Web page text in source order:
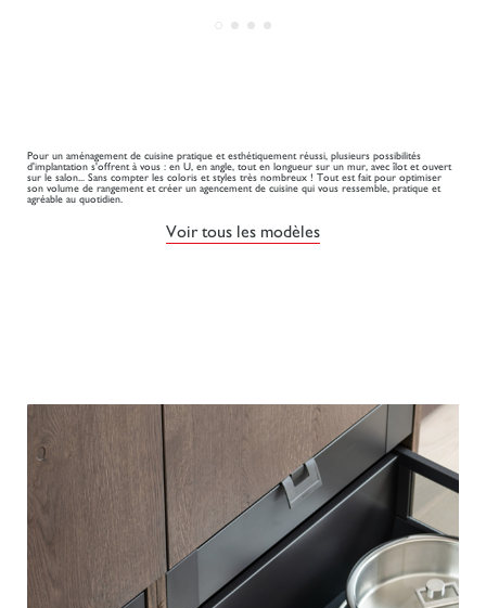
Pour un aménagement de cuisine pratique et esthétiquement réussi, plusieurs possibilités
d'implantation s'offrent à vous : en U, en angle, tout en longueur sur un mur, avec îlot et ouvert
sur le salon... Sans compter les coloris et styles très nombreux ! Tout est fait pour optimiser
son volume de rangement et créer un agencement de cuisine qui vous ressemble, pratique et
agréable au quotidien.
Voir tous les modèles